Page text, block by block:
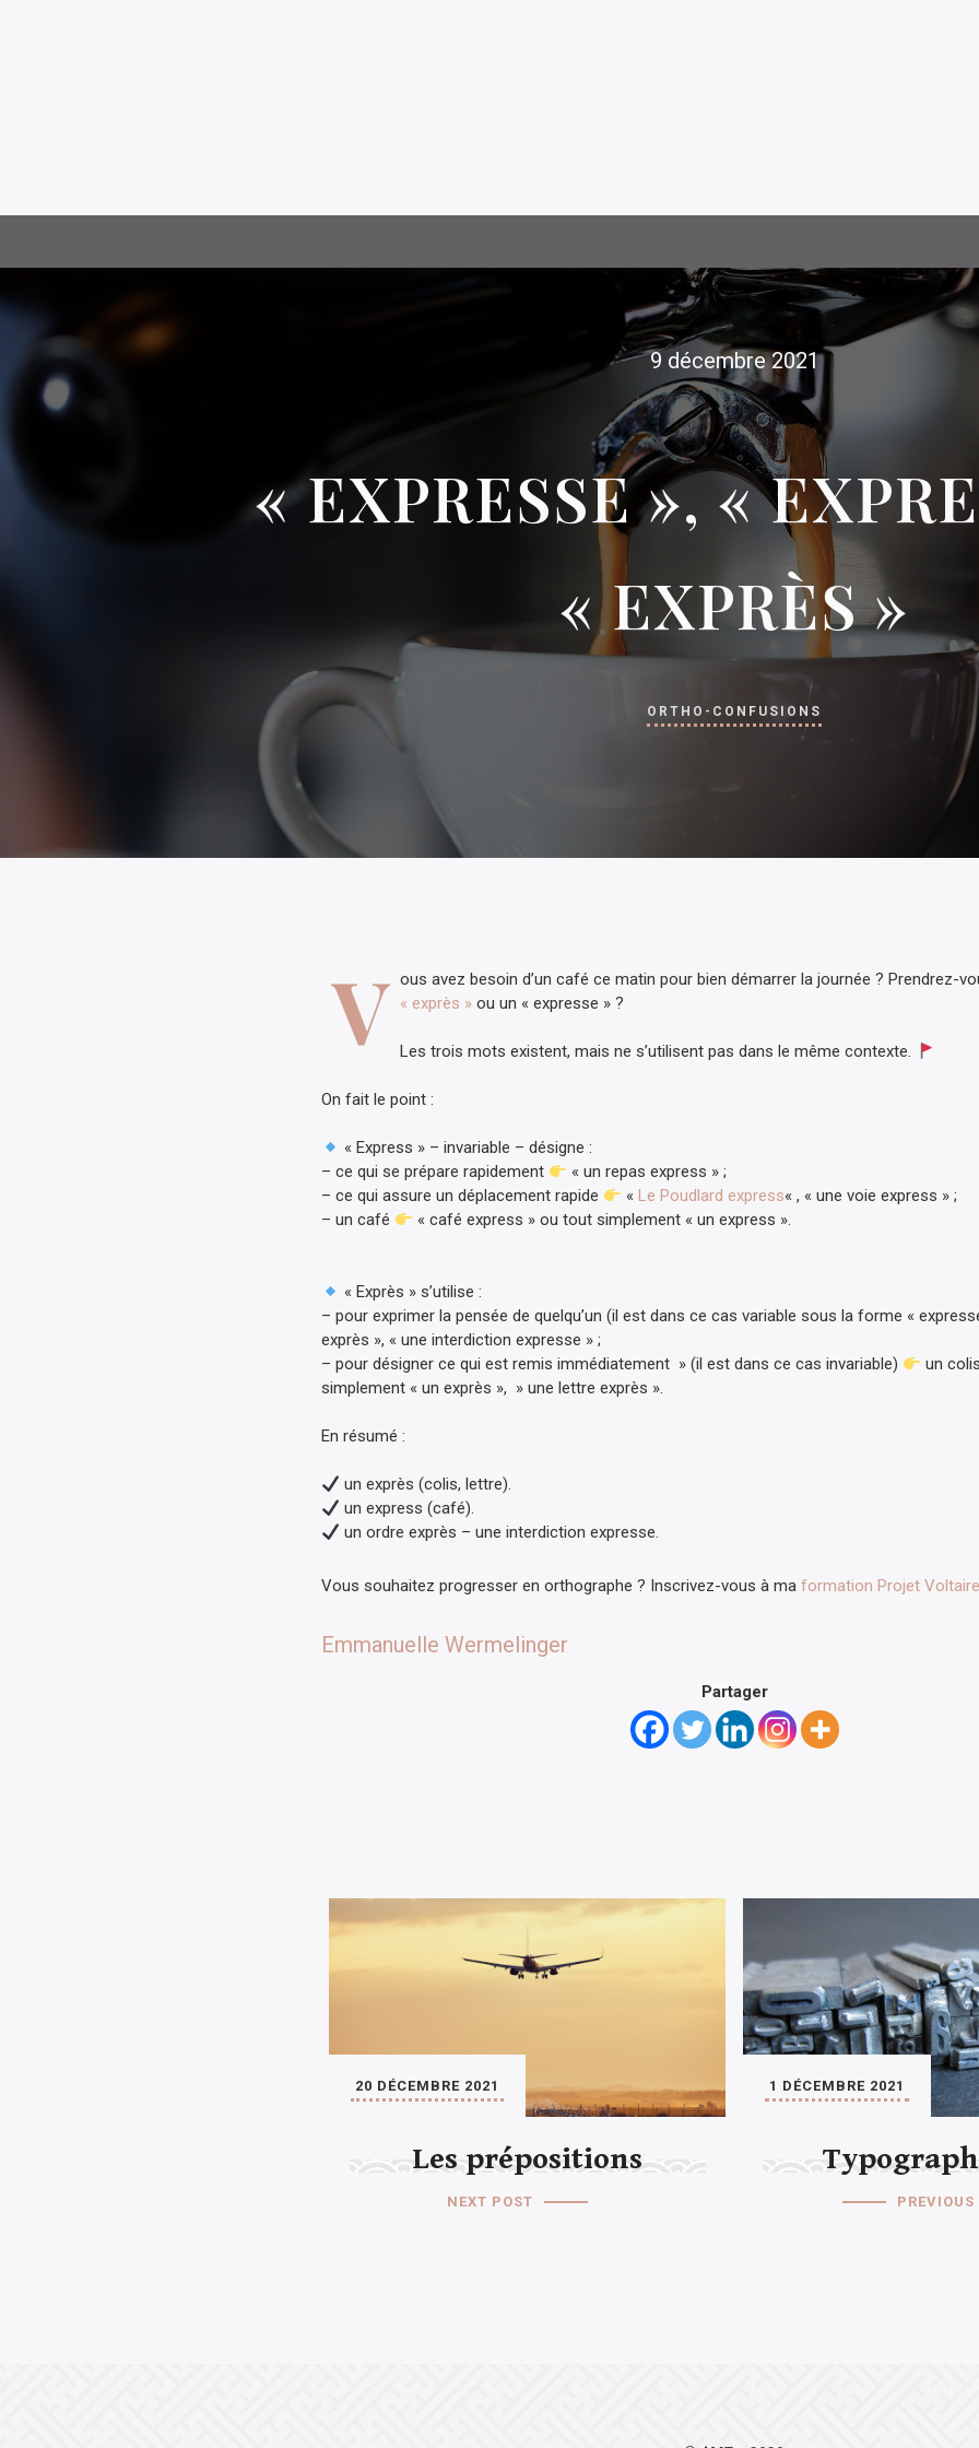
9 décembre 2021
« EXPRESSE », «
« EXPRÈS »
ORTHO-CONFUSIONS
V ous avez besoin d’un café ce matin pour bien démarrer la journée ? Prendrez-
« exprès »ou un « expresse » ?
Les trois mots existent, mais ne s’utilisent pas dans le même contexte.
On fait le point :
« Express » – invariable – désigne :
– ce qui se prépare rapidement
« un repas express » ;
– ce qui assure un déplacement rapide
« Le Poudlard express« , « une voie express » ;
– un café
« café express » ou tout simplement « un express ».
« Exprès » s’utilise :
– pour exprimer la pensée de quelqu’un (il est dans ce cas variable sous la forme «
exprès », « une interdiction expresse » ;
– pour désigner ce qui est remis immédiatement » (il est dans ce cas invariable)
un
simplement « un exprès », » une lettre exprès ».
En résumé :
un exprès (colis, lettre).
un express (café).
un ordre exprès – une interdiction expresse.
Vous souhaitez progresser en orthographe ? Inscrivez-vous à maformation Projet
Emmanuelle Wermelinger
Partager
Les prépositions
20 DÉCEMBRE 2021
NEXT POST
1 DÉCEMBRE 2021
PREVIOUS